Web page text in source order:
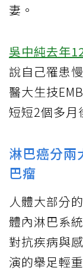
妻。
吳中純去年
說自己罹患
醫大生技
短短2個多月
淋巴癌分兩
巴瘤
人體大部分
體內淋巴系
對抗疾病與
演的舉足輕